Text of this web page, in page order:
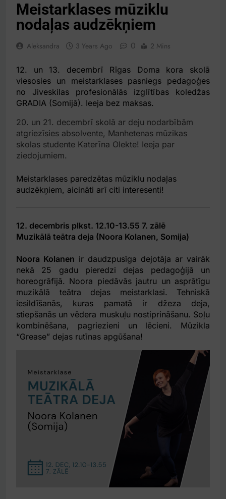
Meistarklases mūziklu
nodaļas audzēkņiem
Aleksandra 3 Years Ago 0 2 Mins
12. un 13. decembrī Rīgas Doma kora skolā
viesosies un meistarklases pasniegs pedagoģes
no Jiveskilas profesionālās izglītības koledžas
GRADIA (Somijā). Ieeja bez maksas.
20. un 21. decembrī skolā ar deju nodarbībām
atgriezīsies absolvente, Manhetenas mūzikas
skolas studente Katerīna Olekte! Ieeja par
ziedojumiem.
Meistarklases paredzētas mūziklu nodaļas
audzēkņiem, aicināti arī citi interesenti!
12. decembris plkst. 12.10-13.55 7. zālē
Muzikālā teātra deja (Noora Kolanen, Somija)
Noora Kolanen ir daudzpusīga dejotāja ar vairāk
nekā 25 gadu pieredzi dejas pedagoģijā un
horeogrāfijā. Noora piedāvās jautru un asprātīgu
muzikālā teātra dejas meistarklasi. Tehniskā
iesildīšanās, kuras pamatā ir džeza deja,
stiepšanās un vēdera muskuļu nostiprināšanu. Soļu
kombinēšana, pagriezieni un lēcieni. Mūzikla
“Grease” dejas rutīnas apgūšana!